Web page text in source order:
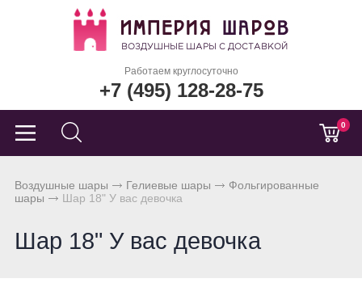
Работаем круглосуточно
+7 (495) 128-28-75
0
Воздушные шары Гелиевые шары
Фольгированные
шары
Шар 18" У вас девочка
Шар 18" У вас девочка